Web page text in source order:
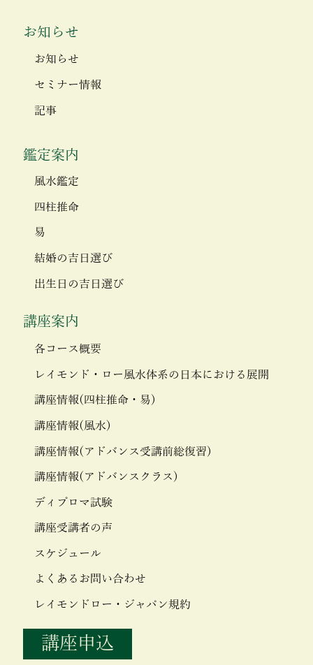
お知らせ
お知らせ
セミナー情報
記事
鑑定案内
風水鑑定
四柱推命
易
結婚の吉日選び
出生日の吉日選び
講座案内
各コース概要
レイモンド・ロー風水体系の日本における展開
講座情報(四柱推命・易)
講座情報(風水)
講座情報(アドバンス受講前総復習)
講座情報(アドバンスクラス)
ディプロマ試験
講座受講者の声
スケジュール
よくあるお問い合わせ
レイモンドロー・ジャパン規約
講座申込